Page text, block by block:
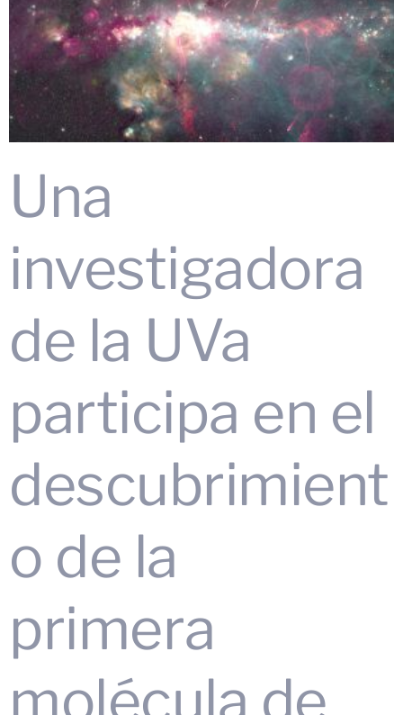
Una
investigadora
de la UVa
participa en el
descubrimient
o de la
primera
molécula de